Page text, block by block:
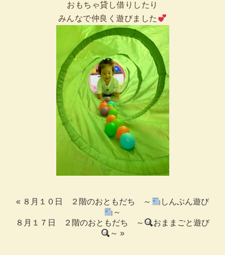
おもちゃ貸し借りしたり
みんなで仲良く遊びました
« ８月１０日 ２階のおともだち ～
しんぶん遊び
～
８月１７日 ２階のおともだち ～
おままごと遊び
～ »